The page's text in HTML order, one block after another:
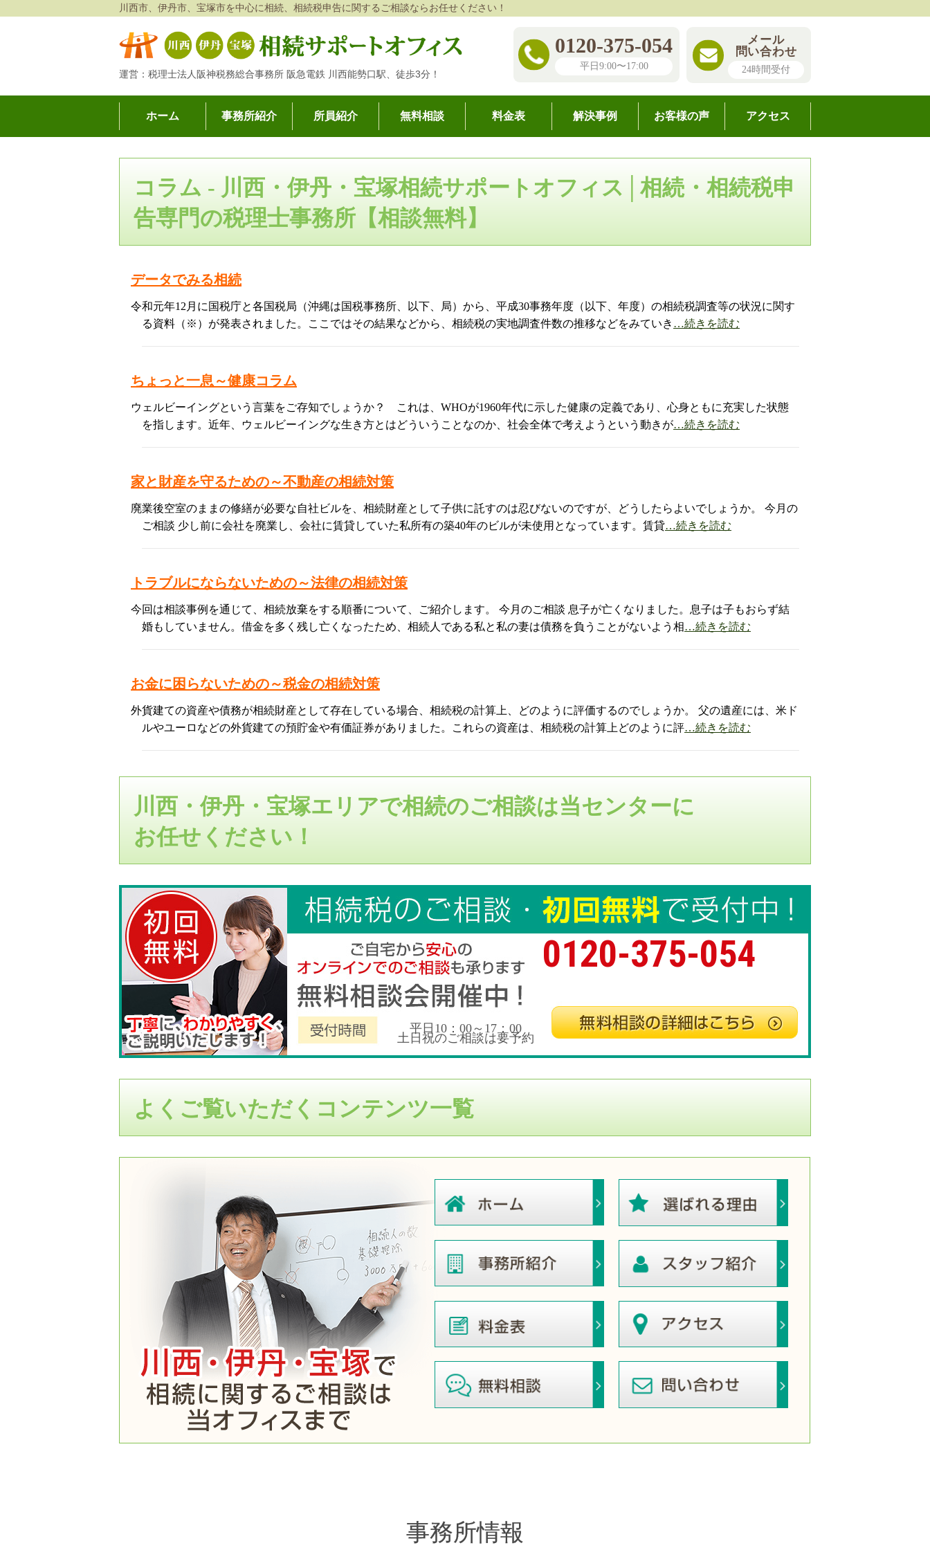
川西市、伊丹市、宝塚市を中心に相続、相続税申告に関するご相談ならお任せください！
運営：税理士法人阪神税務総合事務所 阪急電鉄 川西能勢口駅、徒歩3分！
0120-375-054
平日9:00〜17:00
メール
問い合わせ
24時間受付
ホーム 事務所紹介 所員紹介 無料相談 料金表 解決事例 お客様の声 アクセス
川西・伊丹・宝塚相続サポートオフィス│相続・相続税申告専門の税理士事務所【相談無料】 コラム
コラム - 川西・伊丹・宝塚相続サポートオフィス│相続・相続税申
告専門の税理士事務所【相談無料】
データでみる相続
令和元年12月に国税庁と各国税局（沖縄は国税事務所、以下、局）から、平成30事務年度（以下、年度）の相続税調査等の状況に関す
る資料（※）が発表されました。ここではその結果などから、相続税の実地調査件数の推移などをみていき …続きを読む
ちょっと一息～健康コラム
ウェルビーイングという言葉をご存知でしょうか？ これは、WHOが1960年代に示した健康の定義であり、心身ともに充実した状態
を指します。近年、ウェルビーイングな生き方とはどういうことなのか、社会全体で考えようという動きが…続きを読む
家と財産を守るための～不動産の相続対策
廃業後空室のままの修繕が必要な自社ビルを、相続財産として子供に託すのは忍びないのですが、どうしたらよいでしょうか。 今月の
ご相談 少し前に会社を廃業し、会社に賃貸していた私所有の築40年のビルが未使用となっています。賃貸…続きを読む
トラブルにならないための～法律の相続対策
今回は相談事例を通じて、相続放棄をする順番について、ご紹介します。 今月のご相談 息子が亡くなりました。息子は子もおらず結
婚もしていません。借金を多く残し亡くなったため、相続人である私と私の妻は債務を負うことがないよう相…続きを読む
お金に困らないための～税金の相続対策
外貨建ての資産や債務が相続財産として存在している場合、相続税の計算上、どのように評価するのでしょうか。 父の遺産には、米ド
ルやユーロなどの外貨建ての預貯金や有価証券がありました。これらの資産は、相続税の計算上どのように評…続きを読む
川西・伊丹・宝塚エリアで相続のご相談は当センターに
お任せください！
0120-375-054
平日10：00～17：00
土日祝のご相談は要予約
よくご覧いただくコンテンツ一覧
事務所情報